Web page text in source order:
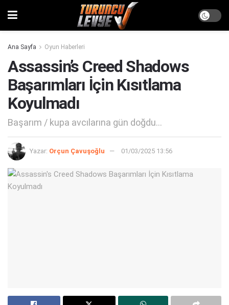
Ana Sayfa Oyun Haberleri
Assassin’s Creed Shadows
Başarımları İçin Kısıtlama
Koyulmadı
Başarım / kupa avcılarına gün doğdu...
Yazar: Orçun Çavuşoğlu 01/03/2025 13:56